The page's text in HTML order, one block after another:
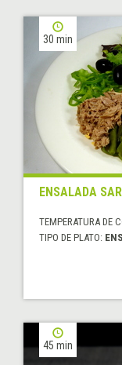
30 min
ENSALADA
TEMPERATURA DE
TIPO DE PLATO:
45 min